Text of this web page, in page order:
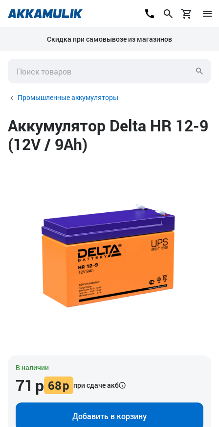
Скидка при самовывозе из магазинов
Промышленные аккумуляторы
Аккумулятор Delta HR 12-9
(12V / 9Ah)
В наличии
71 р 68р при сдаче акб
Добавить в корзину